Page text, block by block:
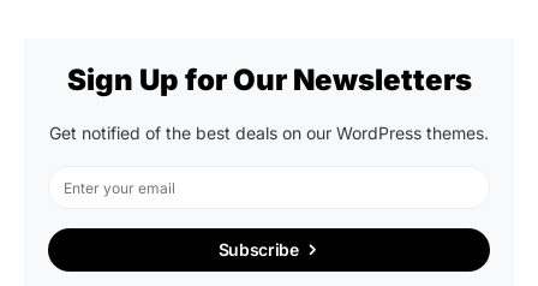
Sign Up for Our Newsletters
Get notified of the best deals on our WordPress themes.
Subscribe